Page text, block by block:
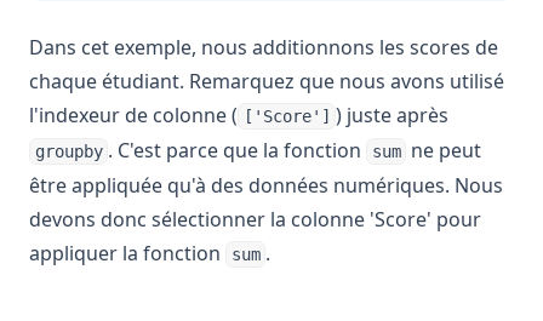
Dans cet exemple, nous additionnons les scores de
chaque étudiant. Remarquez que nous avons utilisé
l'indexeur de colonne (
['Score'] ) juste après
groupby . C'est parce que la fonction sum ne peut
être appliquée qu'à des données numériques. Nous
devons donc sélectionner la colonne 'Score' pour
appliquer la fonction
sum .